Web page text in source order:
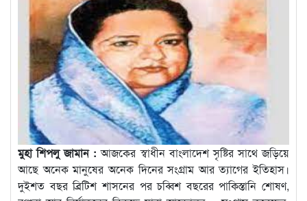
মুহা শিপলু জামান : আজকের স্বাধীন বাংলাদেশ সৃষ্টির সাথে জড়িয়ে
আছে অনেক মানুষের অনেক দিনের সংগ্রাম আর ত্যাগের ইতিহাস।
দুইশত বছর ব্রিটিশ শাসনের পর চব্বিশ বছরের পাকিস্তানি শোষণ,